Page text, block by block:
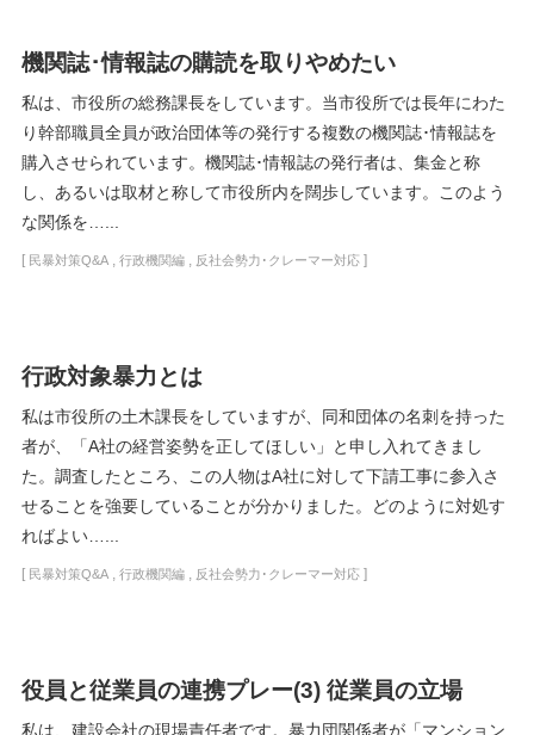
機関誌･情報誌の購読を取りやめたい
私は、市役所の総務課長をしています。当市役所では長年にわた
り幹部職員全員が政治団体等の発行する複数の機関誌･情報誌を
購入させられています。機関誌･情報誌の発行者は、集金と称
し、あるいは取材と称して市役所内を闊歩しています。このよう
な関係を…...
[ 民暴対策Q&A, 行政機関編, 反社会勢力･クレーマー対応]
行政対象暴力とは
私は市役所の土木課長をしていますが、同和団体の名刺を持った
者が、「A社の経営姿勢を正してほしい」と申し入れてきまし
た。調査したところ、この人物はA社に対して下請工事に参入さ
せることを強要していることが分かりました。どのように対処す
ればよい…...
[ 民暴対策Q&A, 行政機関編, 反社会勢力･クレーマー対応]
役員と従業員の連携プレー(3) 従業員の立場
私は、建設会社の現場責任者です。暴力団関係者が「マンション